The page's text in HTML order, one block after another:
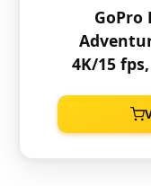
GoPro
4K/15